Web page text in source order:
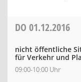
DO 01.12.2016
nicht öffentliche
für Verkehr und
09:00-10:00 Uhr